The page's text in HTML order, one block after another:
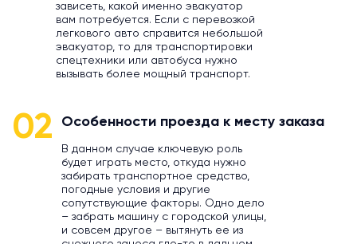
зависеть, какой именно эвакуатор
вам потребуется. Если с перевозкой
легкового авто справится небольшой
эвакуатор, то для транспортировки
спецтехники или автобуса нужно
вызывать более мощный транспорт.
02 Особенности проезда к месту заказа
В данном случае ключевую роль
будет играть место, откуда нужно
забирать транспортное средство,
погодные условия и другие
сопутствующие факторы. Одно дело
– забрать машину с городской улицы,
и совсем другое – вытянуть ее из